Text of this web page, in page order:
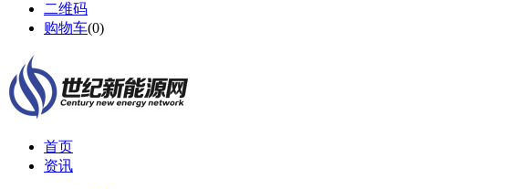
二维码
购物车(0)
首页
资讯